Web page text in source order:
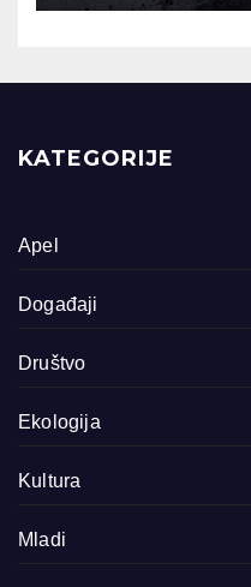
KATEGORIJE
Apel
Događaji
Društvo
Ekologija
Kultura
Mladi